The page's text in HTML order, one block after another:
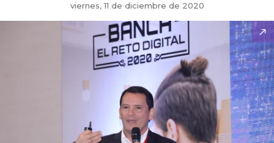
viernes, 11 de diciembre de 2020